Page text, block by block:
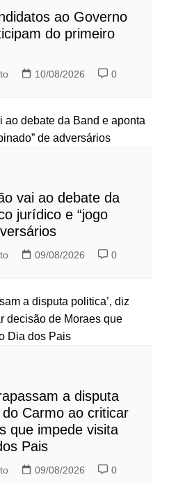
ao Governo
do primeiro
10/08/2026 0
vai ao debate da
jurídico e “jogo
09/08/2026 0
a disputa
do Carmo ao criticar
que impede visita
Pais
09/08/2026 0